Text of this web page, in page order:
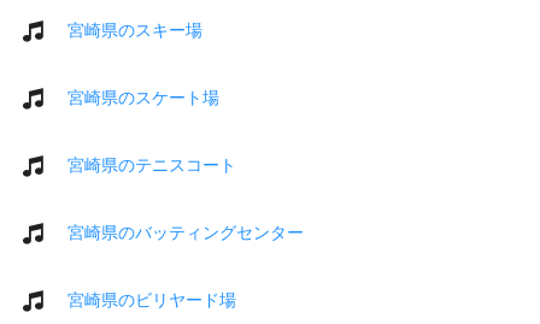
宮崎県のスキー場
宮崎県のスケート場
宮崎県のテニスコート
宮崎県のバッティングセンター
宮崎県のビリヤード場